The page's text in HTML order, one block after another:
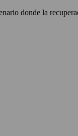
donde la